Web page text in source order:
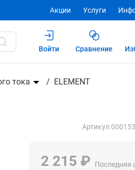
Акции Услуги
Войти
Сравнение
тока ELEMENT
Артикул
2 215 ₽ Последняя